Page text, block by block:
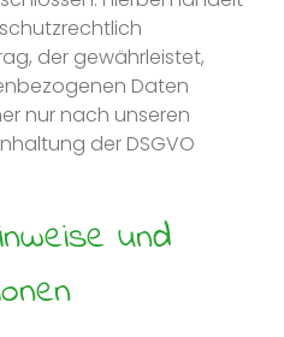
der gewährleistet,
Daten
nur nach unseren
der DSGVO
und